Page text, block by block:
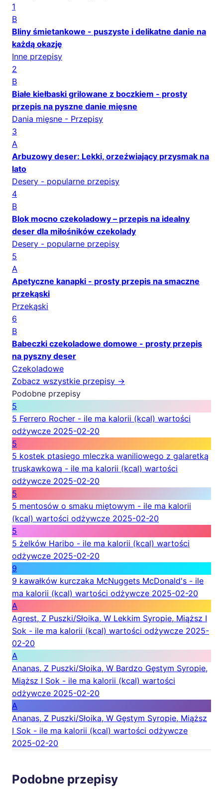
1
B
Bliny śmietankowe - puszyste i delikatne danie na
każdą okazję
Inne przepisy
2
B
Białe kiełbaski grilowane z boczkiem - prosty
przepis na pyszne danie mięsne
Dania mięsne - Przepisy
3
A
Arbuzowy deser: Lekki, orzeźwiający przysmak na
lato
Desery - popularne przepisy
4
B
Blok mocno czekoladowy – przepis na idealny
deser dla miłośników czekolady
Desery - popularne przepisy
5
A
Apetyczne kanapki - prosty przepis na smaczne
przekąski
Przekąski
6
B
Babeczki czekoladowe domowe - prosty przepis
na pyszny deser
Czekoladowe
Zobacz wszystkie przepisy →
Podobne przepisy
5
5 Ferrero Rocher - ile ma kalorii (kcal) wartości
odżywcze 2025-02-20
5
5 kostek ptasiego mleczka waniliowego z galaretką
truskawkową - ile ma kalorii (kcal) wartości
odżywcze 2025-02-20
5
5 mentosów o smaku miętowym - ile ma kalorii
(kcal) wartości odżywcze 2025-02-20
5
5 żelków Haribo - ile ma kalorii (kcal) wartości
odżywcze 2025-02-20
9
9 kawałków kurczaka McNuggets McDonald's - ile
ma kalorii (kcal) wartości odżywcze 2025-02-20
A
Agrest, Z Puszki/Słoika, W Lekkim Syropie, Miąższ I
Sok - ile ma kalorii (kcal) wartości odżywcze 2025-
02-20
A
Ananas, Z Puszki/Słoika, W Bardzo Gęstym Syropie,
Miąższ I Sok - ile ma kalorii (kcal) wartości
odżywcze 2025-02-20
A
Ananas, Z Puszki/Słoika, W Gęstym Syropie, Miąższ
I Sok - ile ma kalorii (kcal) wartości odżywcze
2025-02-20
Podobne przepisy